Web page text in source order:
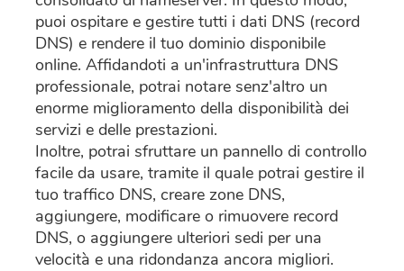
puoi ospitare e gestire tutti i dati DNS (record
DNS) e rendere il tuo dominio disponibile
online. Affidandoti a un'infrastruttura DNS
professionale, potrai notare senz'altro un
enorme miglioramento della disponibilità dei
servizi e delle prestazioni.
Inoltre, potrai sfruttare un pannello di controllo
facile da usare, tramite il quale potrai gestire il
tuo traffico DNS, creare zone DNS,
aggiungere, modificare o rimuovere record
DNS, o aggiungere ulteriori sedi per una
velocità e una ridondanza ancora migliori.